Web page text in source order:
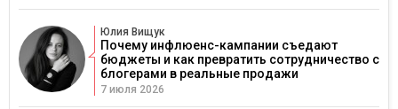
Юлия Вищук
Почему инфлюенс-кампании съедают
бюджеты и как превратить сотрудничество с
блогерами в реальные продажи
7 июля 2026